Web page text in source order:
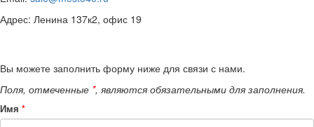
Адрес: Ленина 137к2, офис 19
Вы можете заполнить форму ниже для связи с нами.
Поля, отмеченные *, являются обязательными для заполнения.
Имя *